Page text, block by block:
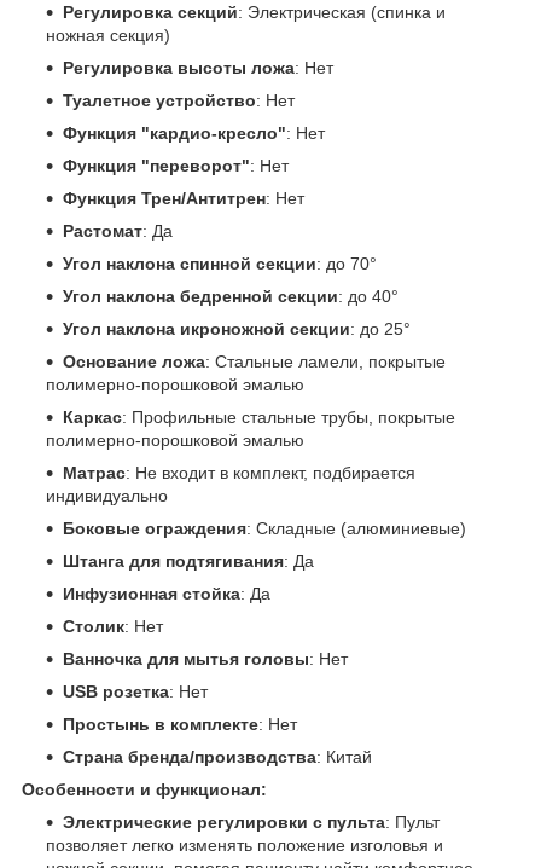
Регулировка секций: Электрическая (спинка и
ножная секция)
Регулировка высоты ложа: Нет
Туалетное устройство: Нет
Функция "кардио-кресло": Нет
Функция "переворот": Нет
Функция Трен/Антитрен: Нет
Растомат: Да
Угол наклона спинной секции: до 70°
Угол наклона бедренной секции: до 40°
Угол наклона икроножной секции: до 25°
Основание ложа: Стальные ламели, покрытые
полимерно-порошковой эмалью
Каркас: Профильные стальные трубы, покрытые
полимерно-порошковой эмалью
Матрас: Не входит в комплект, подбирается
индивидуально
Боковые ограждения: Складные (алюминиевые)
Штанга для подтягивания: Да
Инфузионная стойка: Да
Столик: Нет
Ванночка для мытья головы: Нет
USB розетка: Нет
Простынь в комплекте: Нет
Страна бренда/производства: Китай
Особенности и функционал:
Электрические регулировки с пульта: Пульт
позволяет легко изменять положение изголовья и